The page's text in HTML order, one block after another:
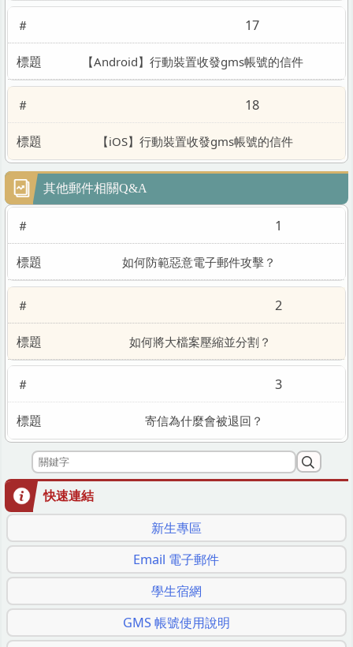
17
【Android】行動裝置收發gms帳號的信件
18
【iOS】行動裝置收發gms帳號的信件
其他郵件相關Q&A
1
如何防範惡意電子郵件攻擊？
2
如何將大檔案壓縮並分割？
3
寄信為什麼會被退回？
快速連結
新生專區
Email 電子郵件
學生宿網
GMS 帳號使用說明